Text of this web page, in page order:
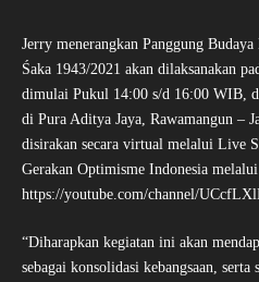
Jerry menerangkan Panggung
Śaka 1943/2021 akan dilaksanakan
dimulai Pukul 14:00 s/d 16:00 WIB,
di Pura Aditya Jaya, Rawamangun –
disirakan secara virtual melalui Live
Gerakan Optimisme Indonesia
https://youtube.com/channel/
“Diharapkan kegiatan ini akan
sebagai konsolidasi kebangsaan, serta